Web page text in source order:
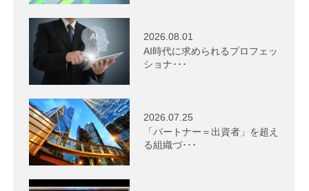
2026.08.01
AI時代に求められるプロフェッ
ショナ･･･
2026.07.25
「パートナー＝出資者」を超え
る組織づ･･･